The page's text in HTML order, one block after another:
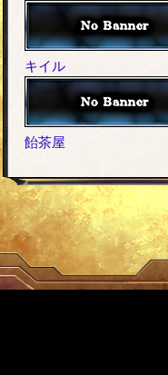
キイル
飴茶屋